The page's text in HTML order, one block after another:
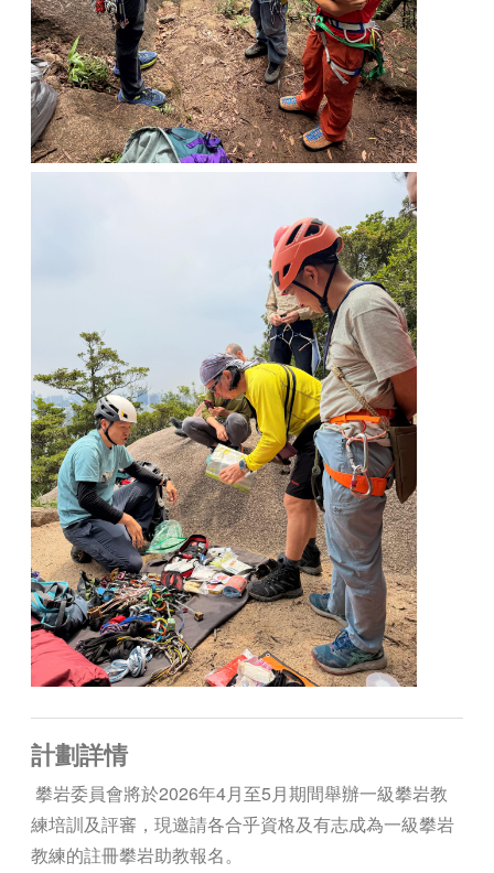
計劃詳情
攀岩委員會將於2026年4月至5月期間舉辦一級攀岩教
練培訓及評審，現邀請各合乎資格及有志成為一級攀岩
教練的註冊攀岩助教報名。